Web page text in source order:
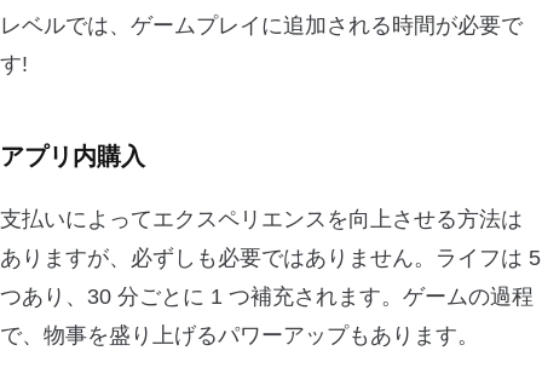
レベルでは、ゲームプレイに追加される時間が必要で
す!
アプリ内購入
支払いによってエクスペリエンスを向上させる方法は
ありますが、必ずしも必要ではありません。ライフは 5
つあり、30 分ごとに 1 つ補充されます。ゲームの過程
で、物事を盛り上げるパワーアップもあります。